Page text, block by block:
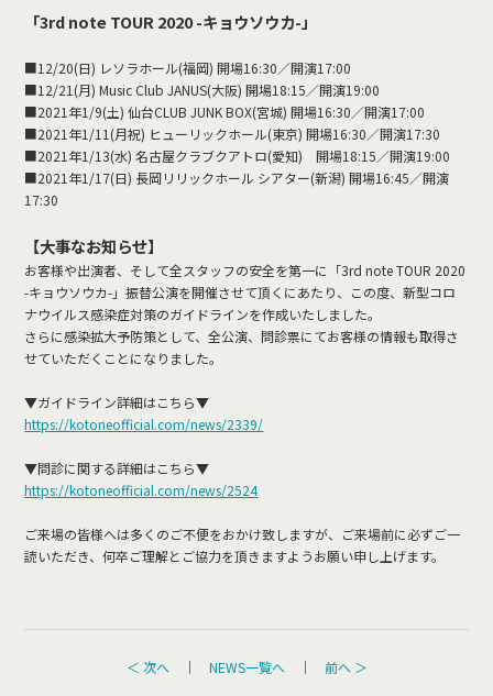
「3rd note TOUR 2020 -キョウソウカ-」
■12/20(日) レソラホール(福岡) 開場16:30／開演17:00
■12/21(月) Music Club JANUS(大阪) 開場18:15／開演19:00
■2021年1/9(土) 仙台CLUB JUNK BOX(宮城) 開場16:30／開演17:00
■2021年1/11(月祝) ヒューリックホール(東京) 開場16:30／開演17:30
■2021年1/13(水) 名古屋クラブクアトロ(愛知) 開場18:15／開演19:00
■2021年1/17(日) 長岡リリックホール シアター(新潟) 開場16:45／開演
17:30
【大事なお知らせ】
お客様や出演者、そして全スタッフの安全を第一に「3rd note TOUR 2020
-キョウソウカ-」振替公演を開催させて頂くにあたり、この度、新型コロ
ナウイルス感染症対策のガイドラインを作成いたしました。
さらに感染拡大予防策として、全公演、問診票にてお客様の情報も取得さ
せていただくことになりました。
▼ガイドライン詳細はこちら▼
https://kotoneofficial.com/news/2339/
▼問診に関する詳細はこちら▼
https://kotoneofficial.com/news/2524
ご来場の皆様へは多くのご不便をおかけ致しますが、ご来場前に必ずご一
読いただき、何卒ご理解とご協⼒を頂きますようお願い申し上げます。
＜ 次へ ｜ NEWS一覧へ ｜ 前へ ＞